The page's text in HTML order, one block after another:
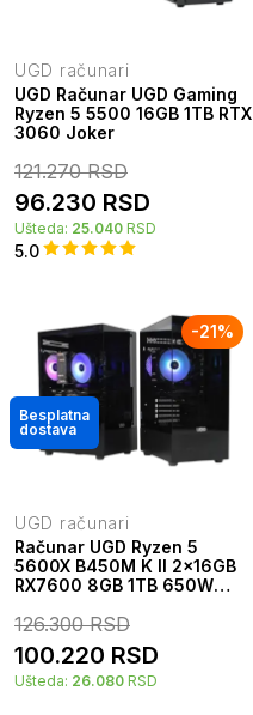
UGD računari
UGD Računar UGD Gaming
Ryzen 5 5500 16GB 1TB RTX
3060 Joker
5.0
121.270RSD
96.230 RSD
Ušteda: 25.040 RSD
-21%
Besplatna
dostava
UGD računari
Računar UGD Ryzen 5
5600X B450M K II 2x16GB
RX7600 8GB 1TB 650W
126.300RSD
100.220 RSD
Ušteda: 26.080 RSD